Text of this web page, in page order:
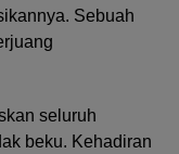
Sebuah
seluruh
beku. Kehadiran